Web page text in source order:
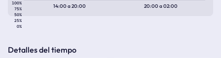
100%
75%
50%
25%
0%
14:00a20:00 20:00a02:00
Detalles del tiempo